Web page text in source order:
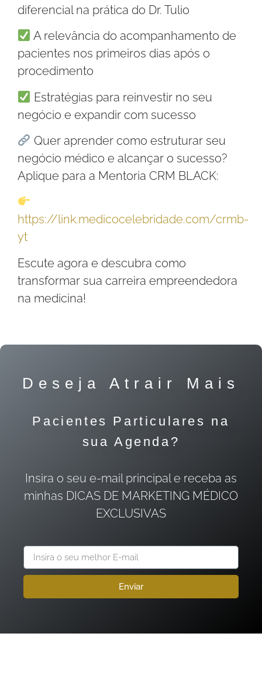
diferencial na prática do Dr. Tulio
A relevância do acompanhamento de
pacientes nos primeiros dias após o
procedimento
Estratégias para reinvestir no seu
negócio e expandir com sucesso
Quer aprender como estruturar seu
negócio médico e alcançar o sucesso?
Aplique para a Mentoria CRM BLACK:
https://link.medicocelebridade.com/crmb-
yt
Escute agora e descubra como
transformar sua carreira empreendedora
na medicina!
Deseja Atrair Mais
Pacientes Particulares na
sua Agenda?
Insira o seu e-mail principal e receba as
minhas DICAS DE MARKETING MÉDICO
EXCLUSIVAS
Enviar